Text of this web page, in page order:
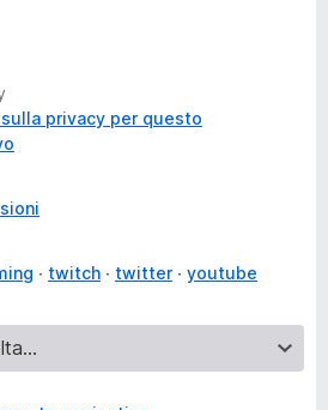
privacy per questo
twitch twitter
youtube